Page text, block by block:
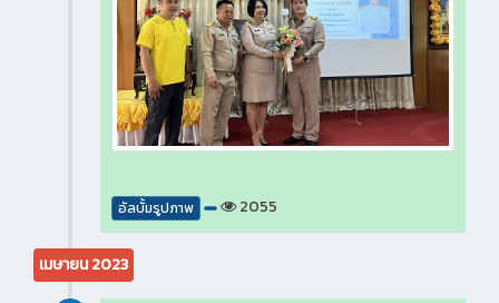
อัลบั้มรูปภาพ 2055
เมษายน 2023